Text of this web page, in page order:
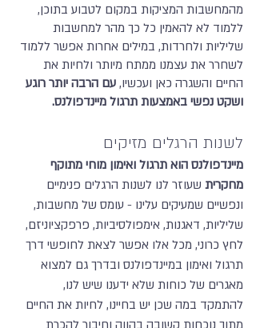
מהמחשבות המציקות במקום לטבוע בתוכן,
ללמוד לא להאמין כל כך מהר למחשבות
שליליות ולחרדות, במילים אחרות אפשר ללמוד
לשחרר את עצמנו ממתח מיותר ולחיות את
החיים והשגרה כאן ועכשיו, עם הרבה יותר רוגע
ושקט נפשי באמצעות תרגול מיינדפולנס.
לשנות הרגלים מזיקים
מיינדפולנס הוא תרגול ואימון מוחי מתוקף
מחקרית שעוזר לנו לשנות הרגלים פנימיים
ונפשיים שמעיקים עלינו - עומס של מחשבות,
שליליות, דאגנות, אימפולסיביות, פרפקציוניזם,
לחץ כרוני, מכל אלו אפשר לצאת לחופשי דרך
תרגול ואימון במיינדפולנס ובדרך גם למצוא
מאגרים של כוחות שלא ידענו שיש לנו,
להתמקד במה שכן יש בחיינו, לחיות את החיים
מתוך נוכחות קשובה בהווה וחיבור להכרת